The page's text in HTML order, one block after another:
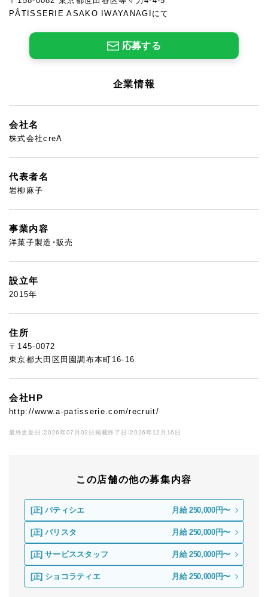
PÂTISSERIE ASAKO IWAYANAGIにて
応募する
企業情報
会社名
株式会社creA
代表者名
岩柳麻子
事業内容
洋菓子製造・販売
設立年
2015年
住所
〒145-0072
東京都大田区田園調布本町16-16
会社HP
http://www.a-patisserie.com/recruit/
最終更新日：2026年07月02日 掲載終了日：2026年12月16日
この店舗の他の募集内容
[正] パティシエ 月給 250,000円〜
[正] バリスタ 月給 250,000円〜
[正] サービススタッフ 月給 250,000円〜
[正] ショコラティエ 月給 250,000円〜